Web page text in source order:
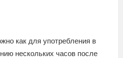
как для употребления в
нескольких часов после